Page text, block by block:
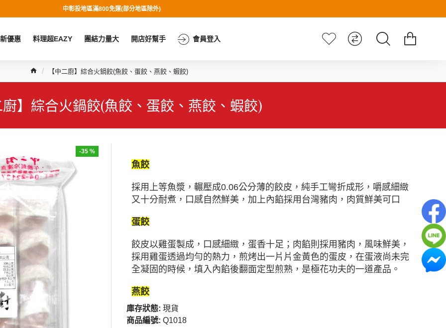
中彰投地區滿800免運(部分地區除外)
優惠 料理超EAZY 團結力量大 開店好幫手 會員登入
【中二廚】綜合火鍋餃(魚餃、蛋餃、燕餃、蝦餃)
】綜合火鍋餃(魚餃、蛋餃、燕餃、蝦餃)
-35 %
魚餃
採用上等魚漿，輾壓成0.06公分薄的餃皮，純手工彎折成形，嚼感細緻
又十分耐煮，口感自然鮮美，加上內餡採用台灣豬肉，肉質鮮美可口
蛋餃
餃皮以雞蛋製成，口感細緻，蛋香十足； 肉餡則採用豬肉，風味鮮美，
採用雞蛋透過均勻的熱力，煎烤出一片片金黃色的蛋皮，在蛋液尚未完
全凝固的時候，填入內餡後翻面定型煎熟，是極花功夫的一道產品。
燕餃
庫存狀態: 現貨
商品編號: Q1018